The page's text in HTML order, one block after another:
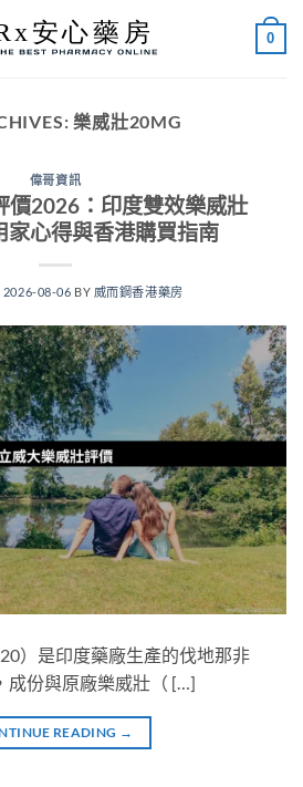
0
樂威壯20MG
偉哥資訊
價2026：印度雙效樂威壯
家心得與香港購買指南
2026-08-06 BY 威而鋼香港藥房
）是印度藥廠生產的伐地那非
成份與原廠樂威壯（ […]
READING →